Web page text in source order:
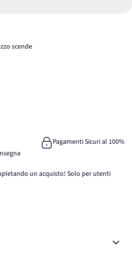
scende
Pagamenti Sicuri al 100%
un acquisto! Solo per utenti